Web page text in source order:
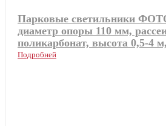
Парковые светильники
диаметр опоры 110 мм,
поликарбонат, высота 0,5-4
Подробней